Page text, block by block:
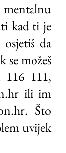
kad ti je
da
se možeš
111,
ili im
Što
uvijek